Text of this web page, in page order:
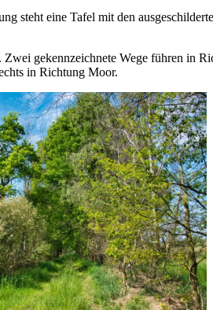
steht eine Tafel mit den
gekennzeichnete Wege führen in
in Richtung Moor.